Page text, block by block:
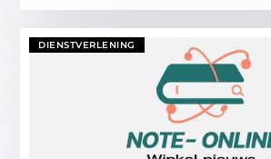
DIENSTVERLENING